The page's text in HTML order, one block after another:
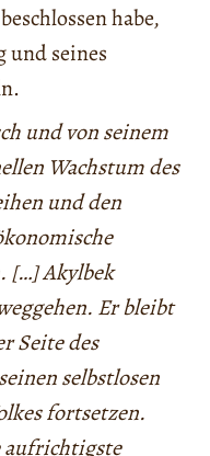
habe,
und seines
und von seinem
Wachstum des
und den
[…] Akylbek
Er bleibt
Seite des
selbstlosen
fortsetzen.
aufrichtigste